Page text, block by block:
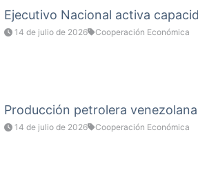
Ejecutivo Nacional activa
14 de julio de 2026 Cooperación Económica
Producción petrolera
14 de julio de 2026 Cooperación Económica